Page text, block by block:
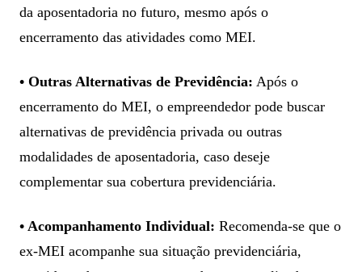
da aposentadoria no futuro, mesmo após o
encerramento das atividades como MEI.
• Outras Alternativas de Previdência: Após o
encerramento do MEI, o empreendedor pode buscar
alternativas de previdência privada ou outras
modalidades de aposentadoria, caso deseje
complementar sua cobertura previdenciária.
• Acompanhamento Individual: Recomenda-se que o
ex-MEI acompanhe sua situação previdenciária,